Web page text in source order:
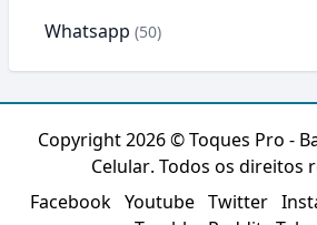
Whatsapp (50)
Copyright 2026 ©Toques Pro -
Celular. Todos os direitos
Facebook Youtube Twitter